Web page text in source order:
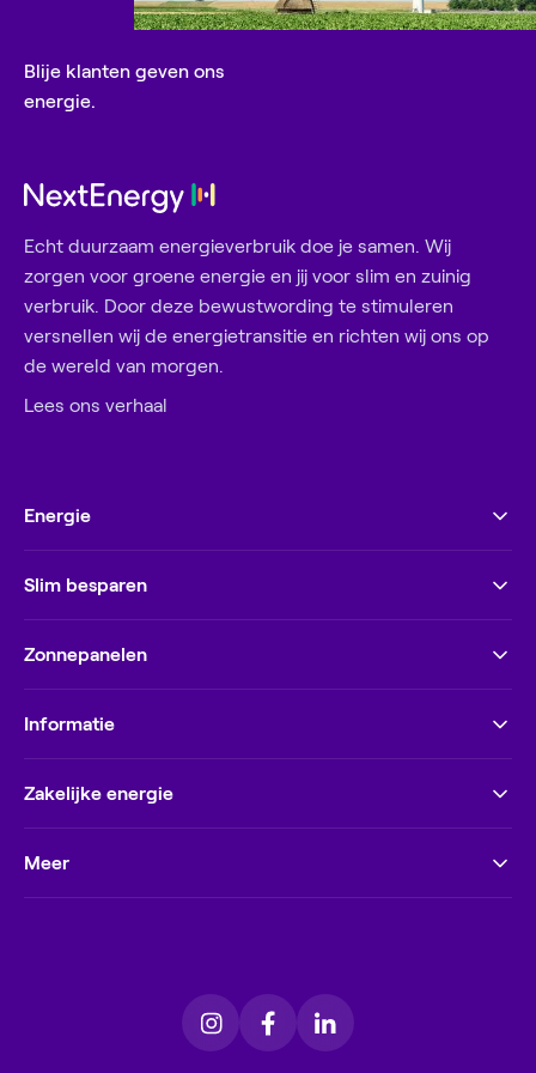
LFP-batterijcellen grotendeels recyclebaar.
Blije klanten geven ons
energie.
Echt duurzaam energieverbruik doe je samen. Wij
zorgen voor groene energie en jij voor slim en zuinig
verbruik. Door deze bewustwording te stimuleren
versnellen wij de energietransitie en richten wij ons op
de wereld van morgen.
Lees ons verhaal
Energie
Slim besparen
Zonnepanelen
Informatie
Zakelijke energie
Meer